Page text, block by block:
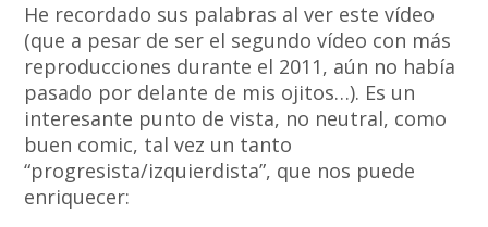
He recordado sus palabras al ver este vídeo
(que a pesar de ser el segundo vídeo con más
reproducciones durante el 2011, aún no había
pasado por delante de mis ojitos…). Es un
interesante punto de vista, no neutral, como
buen comic, tal vez un tanto
“progresista/izquierdista”, que nos puede
enriquecer: